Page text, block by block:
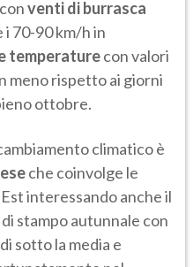
venti di burrasca
70-90 km/h in
temperaturecon valori
meno rispetto ai giorni
ottobre.
climatico è
che coinvolge le
interessando anche il
stampo autunnale con
sotto la media e